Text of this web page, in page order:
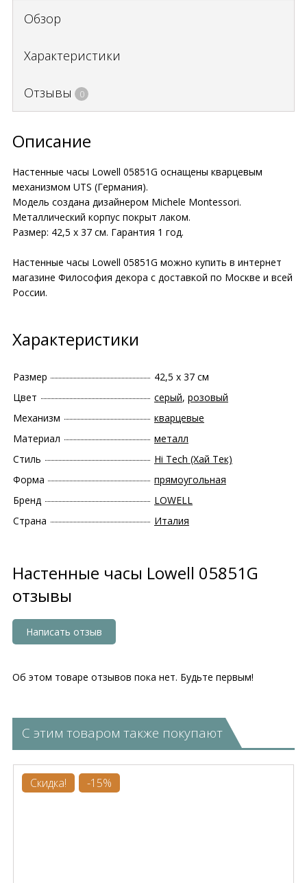
Обзор
Характеристики
Отзывы 0
Описание
Настенные часы Lowell 05851G оснащены кварцевым
механизмом UTS (Германия).
Модель создана дизайнером Michele Montessori.
Металлический корпус покрыт лаком.
Размер: 42,5 х 37 см. Гарантия 1 год.
Настенные часы Lowell 05851G можно купить в интернет
магазине Философия декора с доставкой по Москве и всей
России.
Характеристики
Размер
42,5 х 37 см
Цвет
серый, розовый
Механизм
кварцевые
Материал
металл
Стиль
Hi Tech (Хай Тек)
Форма
прямоугольная
Бренд
LOWELL
Страна
Италия
Настенные часы Lowell 05851G
отзывы
Написать отзыв
Об этом товаре отзывов пока нет. Будьте первым!
С этим товаром также покупают
Скидка! -15%